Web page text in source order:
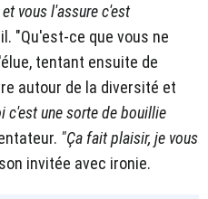
vous l'assure c'est
"Qu'est-ce que vous ne
tentant ensuite de
autour de la diversité et
c'est une sorte de bouillie
"Ça fait plaisir, je vous
invitée avec ironie.